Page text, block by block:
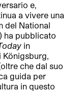
e,
a vivere una
del National
ha pubblicato
in
Königsburg,
che dal suo
guida per
in questo